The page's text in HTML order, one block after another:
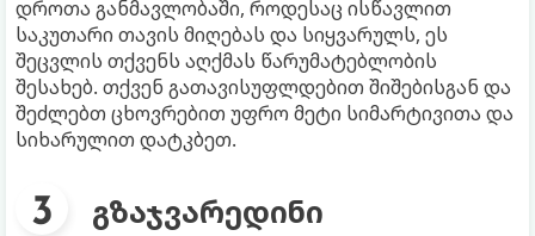
დროთა განმავლობაში, როდესაც ისწავლით
საკუთარი თავის მიღებას და სიყვარულს, ეს
შეცვლის თქვენს აღქმას წარუმატებლობის
შესახებ. თქვენ გათავისუფლდებით შიშებისგან და
შეძლებთ ცხოვრებით უფრო მეტი სიმარტივითა და
სიხარულით დატკბეთ.
გზაჯვარედინი